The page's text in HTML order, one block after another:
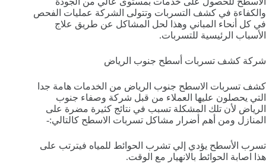
والكفاءة في كشف التسربات وتتولى الشركة عمليات الفحص
في كل أنحاء المباني وهذا لحل المشاكل عن طريق علاج
الأسباب الرئيسية للتسربات.
شركة كشف تسربات أسطح جنوب الرياض
كشف تسربات الاسطح جنوب الرياض من الخدمات هامة جدا
التي يحصلون عليها العملاء من قبل شركة وصفاء جنوب
الرياض لأن تلك المشكلة تسبب في نتائج كثيرة مضرة على
المنازل ومن أهم أضرار مشاكل تسربات الاسطح كالتالي:-
تسرب الأسطح يؤدي إلي تشرب الحوائط للمياه فيترتب على
هذا اصابة الحوائط بالانهيار مع الوقت.